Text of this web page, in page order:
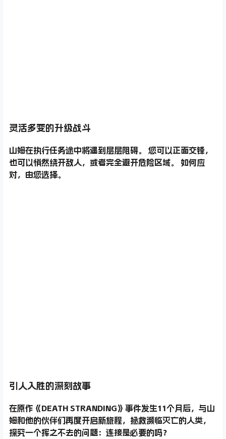
灵活多变的升级战斗
山姆在执行任务途中将遇到层层阻碍。 您可以正面交锋，
也可以悄然绕开敌人，或者完全避开危险区域。 如何应
对，由您选择。
引人入胜的深刻故事
在原作《DEATH STRANDING》事件发生11个月后，与山
姆和他的伙伴们再度开启新旅程，拯救濒临灭亡的人类，
探究一个挥之不去的问题：连接是必要的吗？